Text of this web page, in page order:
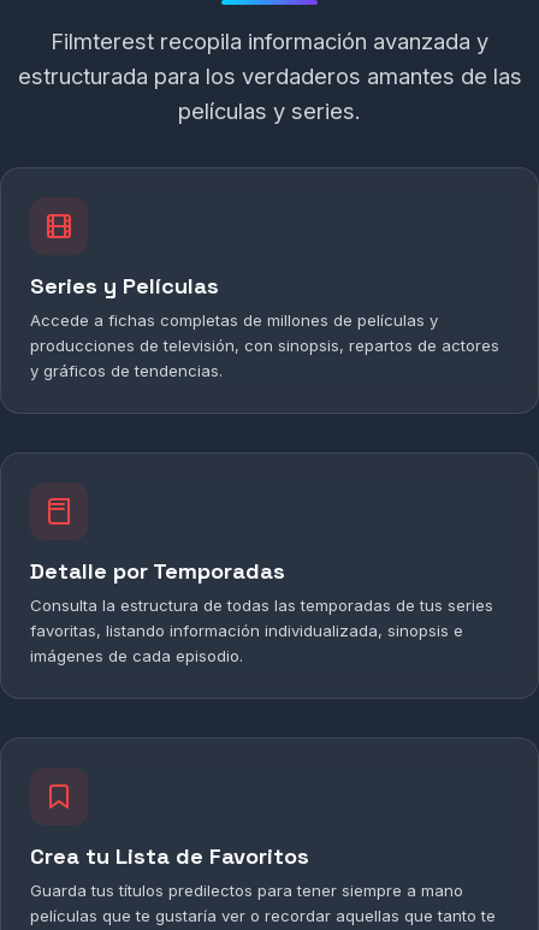
Filmterest recopila información avanzada y
estructurada para los verdaderos amantes de las
películas y series.
Series y Películas
Accede a fichas completas de millones de películas y
producciones de televisión, con sinopsis, repartos de actores
y gráficos de tendencias.
Detalle por Temporadas
Consulta la estructura de todas las temporadas de tus series
favoritas, listando información individualizada, sinopsis e
imágenes de cada episodio.
Crea tu Lista de Favoritos
Guarda tus títulos predilectos para tener siempre a mano
películas que te gustaría ver o recordar aquellas que tanto te